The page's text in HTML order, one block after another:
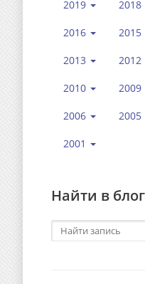
2019 2018
2016 2015
2013 2012
2010 2009
2006 2005
2001
Найти в